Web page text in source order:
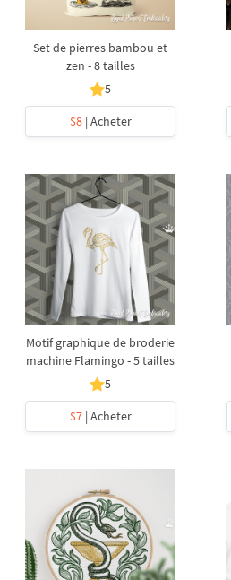
Set de pierres bambou et
zen - 8 tailles
5
$8| Acheter
Motif graphique de broderie
machine Flamingo - 5 tailles
5
$7| Acheter